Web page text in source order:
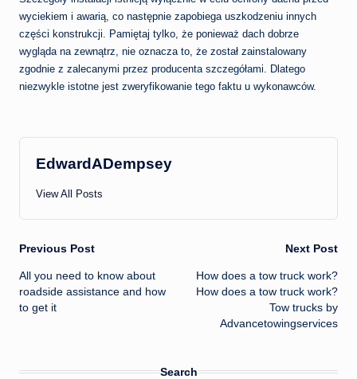
wyciekiem i awarią, co następnie zapobiega uszkodzeniu innych
części konstrukcji. Pamiętaj tylko, że ponieważ dach dobrze
wygląda na zewnątrz, nie oznacza to, że został zainstalowany
zgodnie z zalecanymi przez producenta szczegółami. Dlatego
niezwykle istotne jest zweryfikowanie tego faktu u wykonawców.
EdwardADempsey
View All Posts
Post
navigation
Previous Post
All you need to know about
roadside assistance and how
to get it
Next Post
How does a tow truck work?
How does a tow truck work?
Tow trucks by
Advancetowingservices
Search